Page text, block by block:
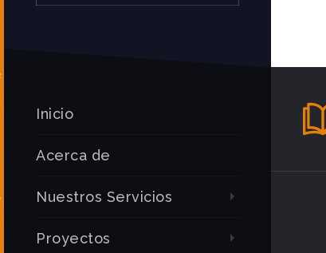
Inicio
Acerca de
Nuestros Servicios
Proyectos